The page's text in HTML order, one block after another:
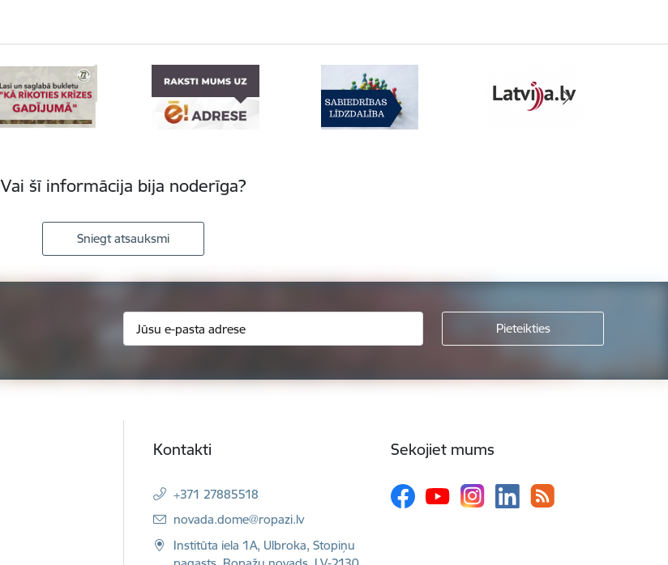
Vai šī informācija bija noderīga?
Sniegt atsauksmi
Kontakti
+371 27885518
E-pasts:
novada.dome@ropazi.lv
Institūta iela 1A, Ulbroka, Stopiņu
Sekojiet mums